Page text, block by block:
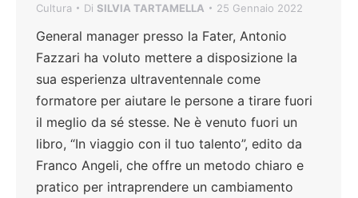
Cultura Di SILVIA TARTAMELLA 25 Gennaio 2022
General manager presso la Fater, Antonio
Fazzari ha voluto mettere a disposizione la
sua esperienza ultraventennale come
formatore per aiutare le persone a tirare fuori
il meglio da sé stesse. Ne è venuto fuori un
libro, “In viaggio con il tuo talento”, edito da
Franco Angeli, che offre un metodo chiaro e
pratico per intraprendere un cambiamento